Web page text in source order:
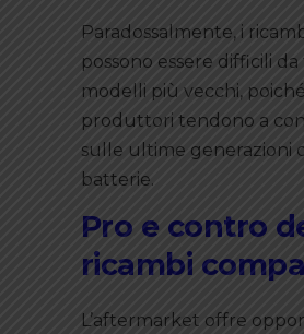
Paradossalmente, i
possono essere difficili
modelli più vecchi,
produttori tendono a
sulle ultime generazioni
batterie.
Pro e contro
ricambi
L’aftermarket offre